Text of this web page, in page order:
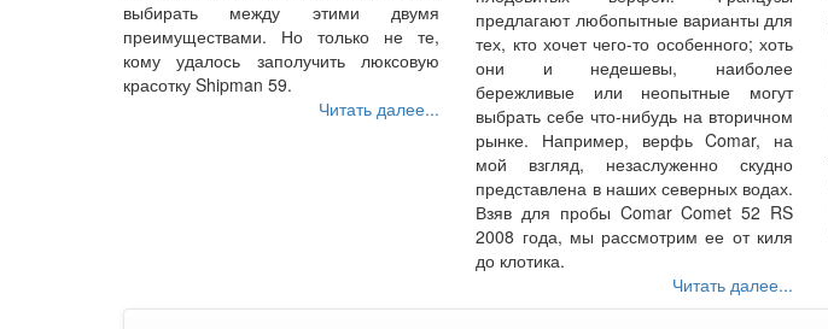
выбирать между этими двумя
преимуществами. Но только не те,
кому удалось заполучить люксовую
красотку Shipman 59.
Читать далее...
предлагают любопытные варианты для
тех, кто хочет чего-то особенного; хоть
они и недешевы, наиболее
бережливые или неопытные могут
выбрать себе что-нибудь на вторичном
рынке. Например, верфь Comar, на
мой взгляд, незаслуженно скудно
представлена в наших северных водах.
Взяв для пробы Comar Comet 52 RS
2008 года, мы рассмотрим ее от киля
до клотика.
Читать далее...